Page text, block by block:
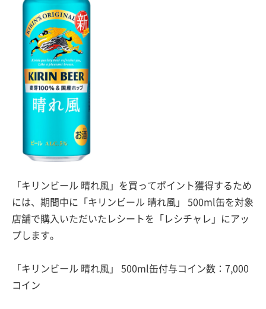
「キリンビール 晴れ風」を買ってポイント獲得するため
には、期間中に「キリンビール 晴れ風」 500ml缶を対象
店舗で購入いただいたレシートを「レシチャレ」にアッ
プします。
「キリンビール 晴れ風」 500ml缶付与コイン数：7,000
コイン